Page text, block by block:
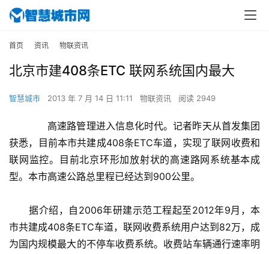
首页 资讯 物联资讯
北京市建408条ETC 联网系统国内最大
智慧城市 2013 年 7 月 14 日 11:11 物联资讯 阅读 2949
高速路管理进入信息化时代。记者昨天从首发集团
获悉，目前本市共建成408条ETC车道，实现了联网收费和
联网监控。目前北京环形加放射状的高速路网系统基本成
型。本市高速公路总里程已经达到900公里。
据介绍，自2006年研建示范工程起至2012年9月，本
市共建成408条ETC车道，联网收费系统用户达到82万，成
为国内规模最大的不停车收费系统。收费站车辆通行速率明